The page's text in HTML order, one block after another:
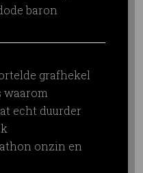
baron
grafhekel
waarom
echt duurder
onzin en